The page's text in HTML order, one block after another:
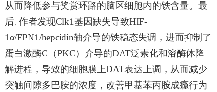
从而降低参与奖赏环路的脑区细胞内的铁含量。最
后, 作者发现Clk1基因缺失导致HIF-
1α/FPN1/hepcidin轴介导的铁稳态失调，进而抑制了
蛋白激酶C （PKC）介导的DAT泛素化和溶酶体降
解进程，导致的细胞膜上DAT表达上调，从而减少
突触间隙多巴胺的浓度，改善甲基苯丙胺成瘾行为